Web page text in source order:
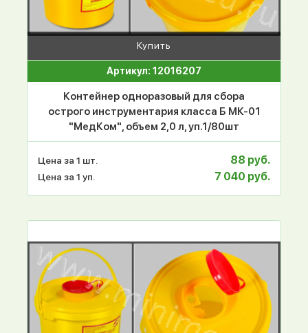
Купить
Артикул: 12016207
Контейнер одноразовый для сбора
острого инструментария класса Б МК-01
"МедКом", объем 2,0 л, уп.1/80шт
Цена за 1 шт. 88 руб.
Цена за 1 уп. 7 040 руб.